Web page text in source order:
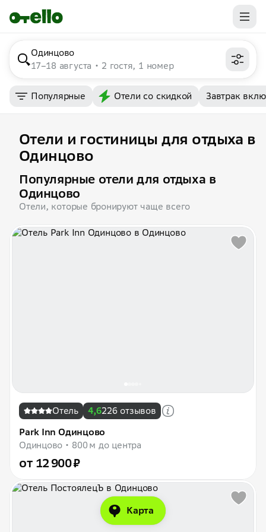
Одинцово
17–18 августа
2 гостя, 1 номер
Популярные Отели со скидкой Завтрак
Отели и гостиницы для отдыха в
Одинцово
Популярные отели для отдыха в
Одинцово
Отели, которые бронируют чаще всего
Отель 4,6226 отзывов
Park Inn Одинцово
Одинцово
800 м до центра
от 12 900 ₽
Карта